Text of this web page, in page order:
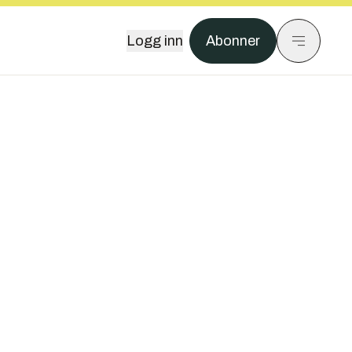
Logg inn Abonner